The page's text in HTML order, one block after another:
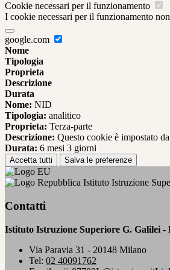
Cookie necessari per il funzionamento
I cookie necessari per il funzionamento
google.com
Nome
Tipologia
Proprieta
Descrizione
Durata
Nome: NID
Tipologia: analitico
Proprieta: Terza-parte
Descrizione: Questo cookie è impostato
Durata: 6 mesi 3 giorni
Accetta tutti Salva le preferenze
Istituto Istruzione
Contatti
Istituto Istruzione Superiore G. Galilei
Via Paravia 31 - 20148 Milano
Tel: 02 40091762